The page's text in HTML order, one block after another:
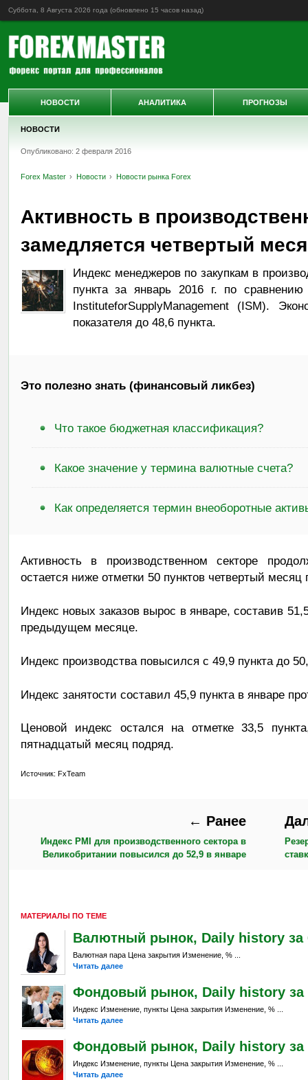
Суббота, 8 Августа 2026 года (обновлено 15 часов назад)
НОВОСТИ
Опубликовано: 2 февраля 2016
Forex Master Новости Новости рынка Forex
Активность в
замедляется четвертый
Индекс менеджеров по закупкам в
пункта за январь 2016 г. по
InstituteforSupplyManagement (ISM).
показателя до 48,6 пункта.
Это полезно знать (финансовый ликбез)
Что такое бюджетная классификация?
Какое значение у термина валютные счета?
Как определяется термин внеоборотные
Активность в производственном секторе
остается ниже отметки 50 пунктов четвертый месяц
Индекс новых заказов вырос в январе, составив
предыдущем месяце.
Индекс производства повысился с 49,9 пункта до
Индекс занятости составил 45,9 пункта в январе
Ценовой индекс остался на отметке 33,5
пятнадцатый месяц подряд.
Источник: FxTeam
← Ранее
Индекс PMI для производственного сектора в
Великобритании повысился до 52,9 в январе
МАТЕРИАЛЫ ПО ТЕМЕ
Валютный рынок, Daily history за
Валютная пара Цена закрытия Изменение, % ...
Читать далее
Фондовый рынок, Daily history за
Индекс Изменение, пункты Цена закрытия Изменение, % ...
Читать далее
Фондовый рынок, Daily history за
Индекс Изменение, пункты Цена закрытия Изменение, % ...
Читать далее
НОВОСТИ АНАЛИТИКА ПРОГНОЗЫ